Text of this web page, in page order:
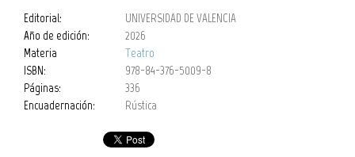
Editorial:
UNIVERSIDAD DE VALENCIA
Año de edición:
2026
Materia
Teatro
ISBN:
978-84-376-5009-8
Páginas:
336
Encuadernación:
Rústica